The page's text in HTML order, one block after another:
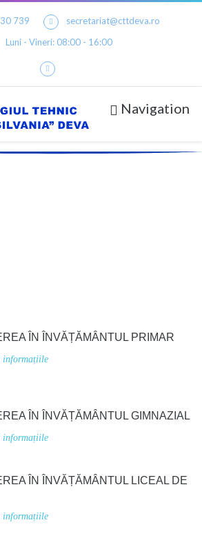
739
secretariat@cttdeva.ro
Luni - Vineri: 08:00 - 16:00
Navigation
ÎN ÎNVĂȚĂMÂNTUL PRIMAR
informațiile
ÎN ÎNVĂȚĂMÂNTUL GIMNAZIAL
informațiile
ÎN ÎNVĂȚĂMÂNTUL LICEAL DE
informațiile